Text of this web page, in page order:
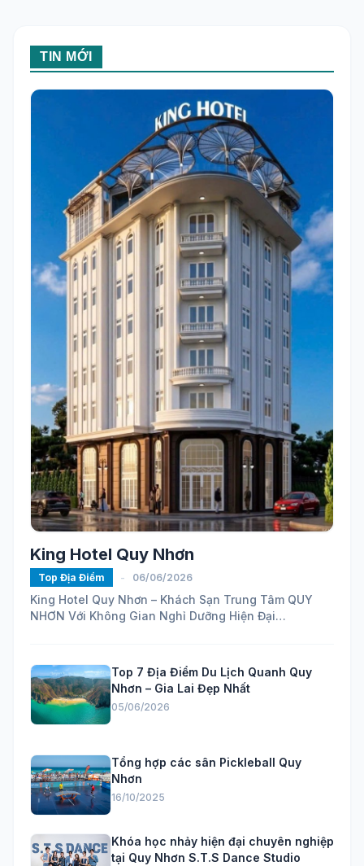
TIN MỚI
King Hotel Quy Nhơn
Top Địa Điểm - 06/06/2026
King Hotel Quy Nhơn – Khách Sạn Trung Tâm QUY
NHƠN Với Không Gian Nghỉ Dưỡng Hiện Đại
Top 7 Địa Điểm Du Lịch Quanh Quy
Nhơn – Gia Lai Đẹp Nhất
05/06/2026
Tổng hợp các sân Pickleball Quy
Nhơn
16/10/2025
Khóa học nhảy hiện đại chuyên nghiệp
tại Quy Nhơn S.T.S Dance Studio